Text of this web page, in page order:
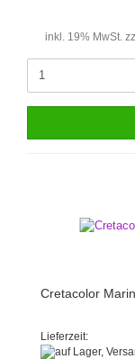
inkl. 19% MwSt.
Cretacolor
Lieferzeit: